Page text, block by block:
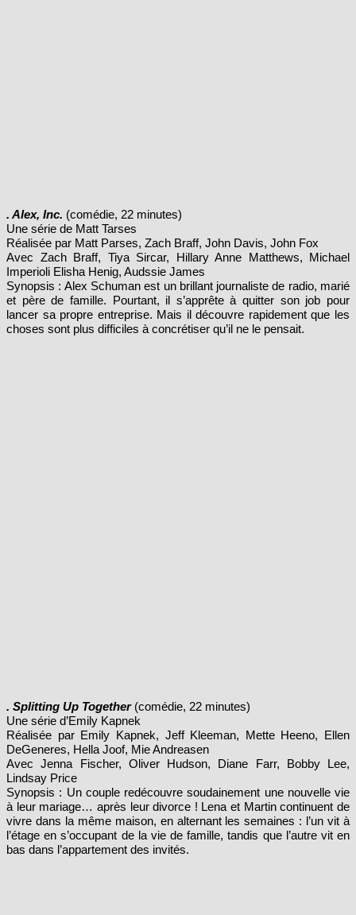
Une série de Matt Tarses
Réalisée par Matt Parses, Zach Braff, John Davis, John Fox
Avec Zach Braff, Tiya Sircar, Hillary Anne Matthews, Michael
Imperioli Elisha Henig, Audssie James
Synopsis : Alex Schuman est un brillant journaliste de radio, marié
et père de famille. Pourtant, il s’apprête à quitter son job pour
lancer sa propre entreprise. Mais il découvre rapidement que les
choses sont plus difficiles à concrétiser qu’il ne le pensait.
Une série d’Emily Kapnek
Réalisée par Emily Kapnek, Jeff Kleeman, Mette Heeno, Ellen
DeGeneres, Hella Joof, Mie Andreasen
Avec Jenna Fischer, Oliver Hudson, Diane Farr, Bobby Lee,
Lindsay Price
Synopsis : Un couple redécouvre soudainement une nouvelle vie
à leur mariage… après leur divorce ! Lena et Martin continuent de
vivre dans la même maison, en alternant les semaines : l’un vit à
l’étage en s’occupant de la vie de famille, tandis que l’autre vit en
bas dans l’appartement des invités.